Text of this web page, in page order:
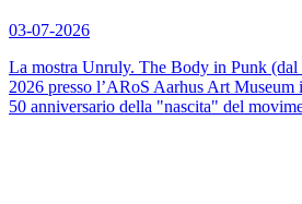
03-07-2026
La mostra Unruly. The Body in Punk (dal
2026 presso l’ARoS Aarhus Art Museum
50 anniversario della "nascita" del